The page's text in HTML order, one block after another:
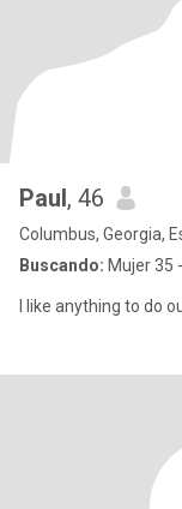
Paul, 46
Columbus, Georgia,
Buscando: Mujer 35
I like anything to do